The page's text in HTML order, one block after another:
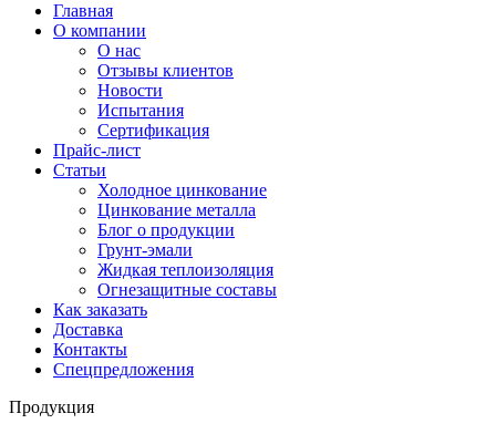
Главная
О компании
О нас
Отзывы клиентов
Новости
Испытания
Сертификация
Прайс-лист
Статьи
Холодное цинкование
Цинкование металла
Блог о продукции
Грунт-эмали
Жидкая теплоизоляция
Огнезащитные составы
Как заказать
Доставка
Контакты
Спецпредложения
Продукция